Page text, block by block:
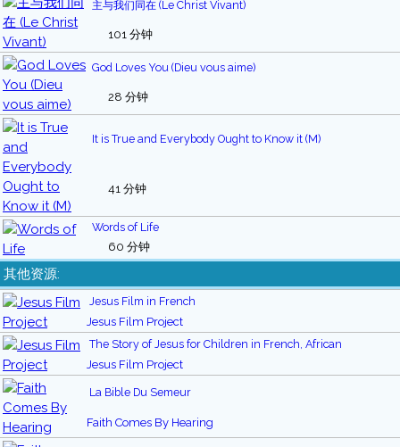
主与我们同在 (Le Christ Vivant)
101 分钟
God Loves You (Dieu vous aime)
28 分钟
It is True and Everybody Ought to Know it (M)
41 分钟
Words of Life
60 分钟
其他资源:
Jesus Film in French
Jesus Film Project
The Story of Jesus for Children in French, African
Jesus Film Project
La Bible Du Semeur
Faith Comes By Hearing